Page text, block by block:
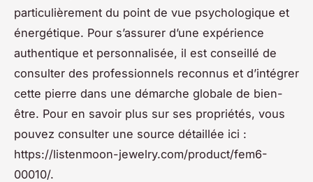
particulièrement du point de vue psychologique et
énergétique. Pour s’assurer d’une expérience
authentique et personnalisée, il est conseillé de
consulter des professionnels reconnus et d’intégrer
cette pierre dans une démarche globale de bien-
être. Pour en savoir plus sur ses propriétés, vous
pouvez consulter une source détaillée ici :
https://listenmoon-jewelry.com/product/fem6-
00010/.